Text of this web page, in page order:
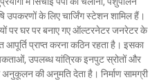
के लिए चार्जिंग स्टेशन शामिल हैं।
पर घर पर बनाए गए ऑल्टरनेटर जनरेटर के
आपूर्ति प्राप्त करना कठिन रहता है। इसका
उपलब्ध यांत्रिक इनपुट स्रोतों और
की अनुमति देता है। निर्माण सामग्री